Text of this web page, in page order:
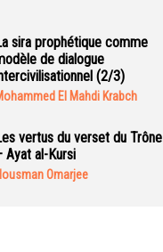
sira prophétique comme
de dialogue
(2/3)
El Mahdi Krabch
vertus du verset du Trône
Ayat al-Kursi
Omarjee